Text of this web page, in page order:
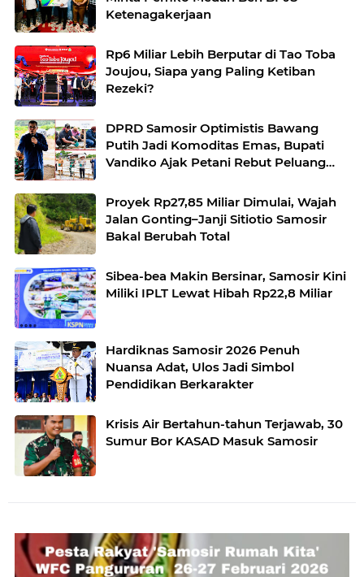
Ketenagakerjaan
Rp6 Miliar Lebih Berputar di Tao Toba
Joujou, Siapa yang Paling Ketiban
Rezeki?
DPRD Samosir Optimistis Bawang
Putih Jadi Komoditas Emas, Bupati
Vandiko Ajak Petani Rebut Peluang
Proyek Rp27,85 Miliar Dimulai, Wajah
Jalan Gonting–Janji Sitiotio Samosir
Bakal Berubah Total
Sibea-bea Makin Bersinar, Samosir Kini
Miliki IPLT Lewat Hibah Rp22,8 Miliar
Hardiknas Samosir 2026 Penuh
Nuansa Adat, Ulos Jadi Simbol
Pendidikan Berkarakter
Krisis Air Bertahun-tahun Terjawab, 30
Sumur Bor KASAD Masuk Samosir